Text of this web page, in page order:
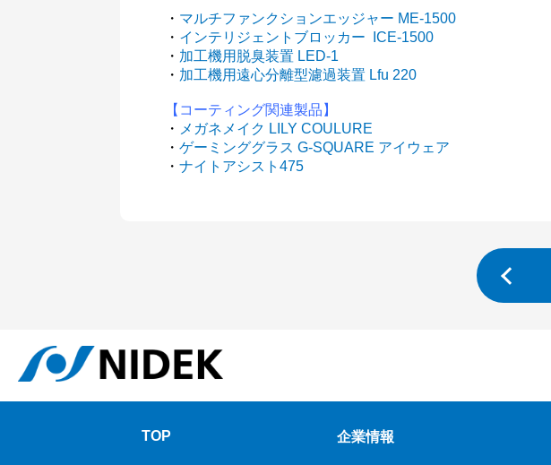
・ マルチファンクションエッジャー ME-1500
・ インテリジェントブロッカー ICE-1500
・ 加工機用脱臭装置 LED-1
・ 加工機用遠心分離型濾過装置 Lfu 220
【コーティング関連製品】
・ メガネメイク LILY COULURE
・ゲーミンググラス G-SQUARE アイウェア
・ナイトアシスト475
TOP 企業情報